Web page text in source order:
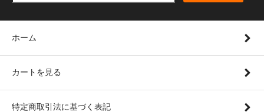
ホーム
カートを見る
特定商取引法に基づく表記